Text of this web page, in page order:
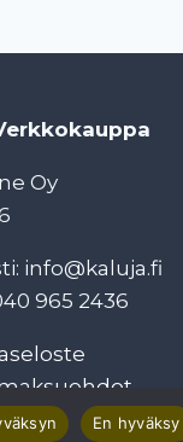
Oy
info@kaluja.fi
965 2436
En hyväksy